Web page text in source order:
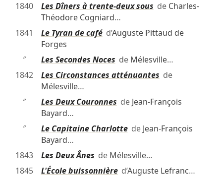
1840
Les Dîners à trente-deux sous de Charles-
Théodore Cogniard…
1841
Le Tyran de caféd’Auguste Pittaud de
Forges
″
Les Secondes Noces de Mélesville…
1842
Les Circonstances atténuantes de
Mélesville…
″
Les Deux Couronnes de Jean-François
Bayard…
″
Le Capitaine Charlottede Jean-François
Bayard…
1843
Les Deux Ânes de Mélesville…
1845
L'École buissonnièred’Auguste Lefranc…